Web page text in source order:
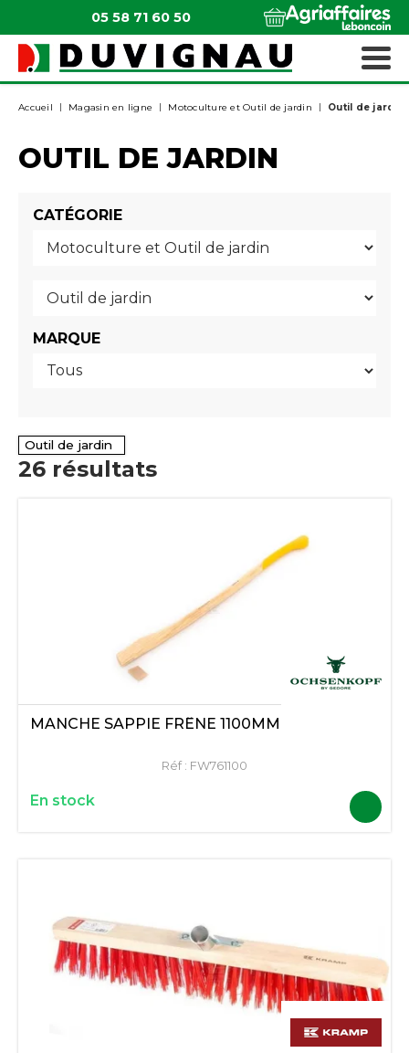
05 58 71 60 50
Accueil Magasin en ligne Motoculture et Outil de jardin Outil de jardin
OUTIL DE JARDIN
CATÉGORIE
MARQUE
Outil de jardin
26 résultats
MANCHE SAPPIE FRÊNE 1100MM
Réf : FW761100
En stock